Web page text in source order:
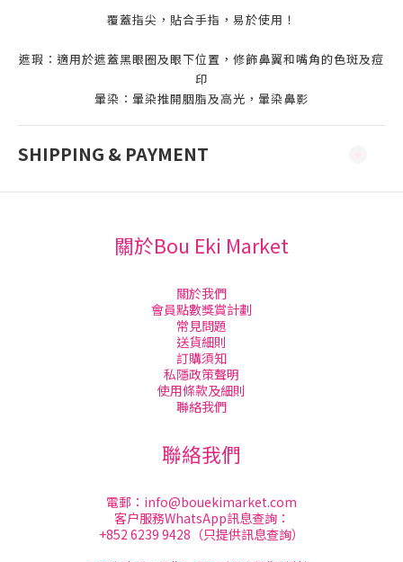
覆蓋指尖，貼合手指，易於使用！
遮瑕：適用於遮蓋黑眼圈及眼下位置，修飾鼻翼和嘴角的色斑及痘
印
暈染：暈染推開胭脂及高光，暈染鼻影
SHIPPING & PAYMENT
關於Bou Eki Market
關於我們
會員點數獎賞計劃
常見問題
送貨細則
訂購須知
私隱政策聲明
使用條款及細則
聯絡我們
聯絡我們
電郵： info@bouekimarket.com
客户服務WhatsApp訊息查詢：
+852 6239 9428（只提供訊息查詢）